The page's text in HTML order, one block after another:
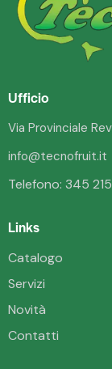
Ufficio
Via Provinciale
info@tecnofruit.it
Telefono: 345
Links
Catalogo
Servizi
Novità
Contatti